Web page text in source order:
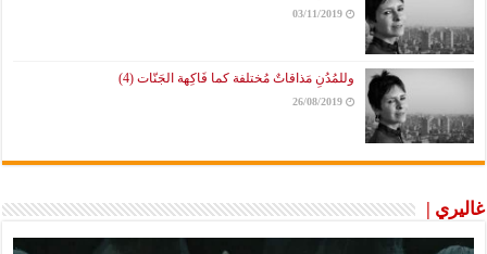
03/11/2019
وللمُدُنِ مَذاقاتٌ مُختلفة كما فَاكِهة الجَنّات (4)
26/08/2019
غاليري |